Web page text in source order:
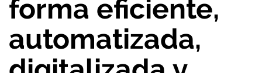
forma eficiente,
automatizada,